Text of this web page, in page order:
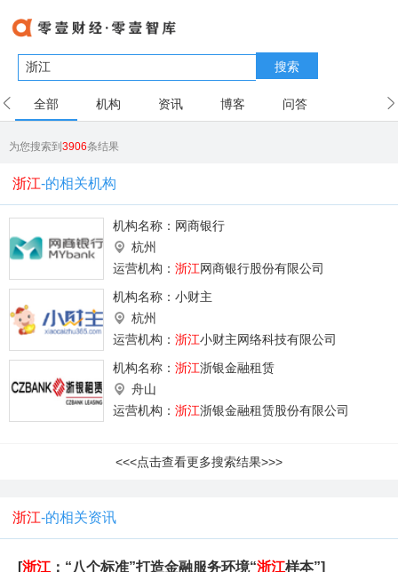
搜索
全部 机构 资讯 博客 问答
为您搜索到3906条结果
浙江-的相关机构
机构名称： 网商银行
杭州
运营机构： 浙江网商银行股份有限公司
机构名称： 小财主
杭州
运营机构： 浙江小财主网络科技有限公司
机构名称： 浙江浙银金融租赁
舟山
运营机构： 浙江浙银金融租赁股份有限公司
<<<点击查看更多搜索结果>>>
浙江-的相关资讯
[浙江 ：“八个标准”打造金融服务环境“浙江样本”]